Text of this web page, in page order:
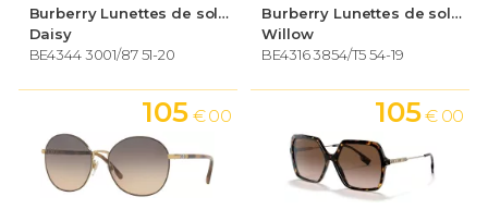
Burberry Lunettes de soleil Femme
Daisy
BE4344 3001/87 51-20
Burberry Lunettes de soleil Femme
Willow
BE4316 3854/T5 54-19
105 € 00 105 € 00